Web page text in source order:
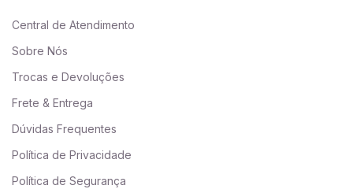
Central de Atendimento
Sobre Nós
Trocas e Devoluções
Frete & Entrega
Dúvidas Frequentes
Política de Privacidade
Política de Segurança